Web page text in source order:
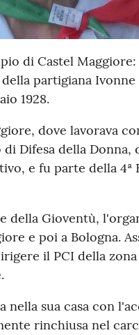
di Castel
partigiana
1928.
dove lavorava
Difesa della Donna,
e fu parte della 4ª
della Gioventù,
e poi a Bologna.
il PCI della
nella sua casa con
rinchiusa nel